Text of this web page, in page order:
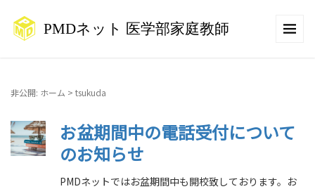
非公開: ホーム > tsukuda
お盆期間中の電話受付について
のお知らせ
PMDネットではお盆期間中も開校致しております。お